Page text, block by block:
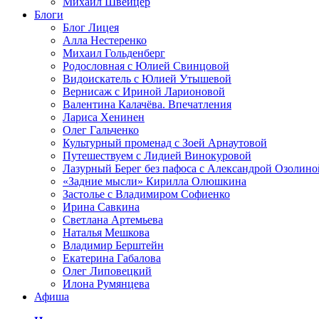
Блоги
Блог Лицея
Алла Нестеренко
Михаил Гольденберг
Родословная с Юлией Свинцовой
Видоискатель с Юлией Утышевой
Вернисаж с Ириной Ларионовой
Валентина Калачёва. Впечатления
Лариса Хенинен
Олег Гальченко
Культурный променад с Зоей Арнаутовой
Путешествуем с Лидией Винокуровой
Лазурный Берег без пафоса с Александрой
«Задние мысли» Кирилла Олюшкина
Застолье с Владимиром Софиенко
Ирина Савкина
Светлана Артемьева
Наталья Мешкова
Владимир Берштейн
Екатерина Габалова
Олег Липовецкий
Илона Румянцева
Афиша